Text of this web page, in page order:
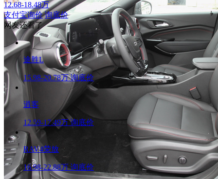
12.68-18.48万
支付宝询价 询底价
网友还看了
途胜L
15.98-20.78万 询底价
逍客
12.59-17.49万 询底价
RAV4荣放
16.98-22.88万 询底价